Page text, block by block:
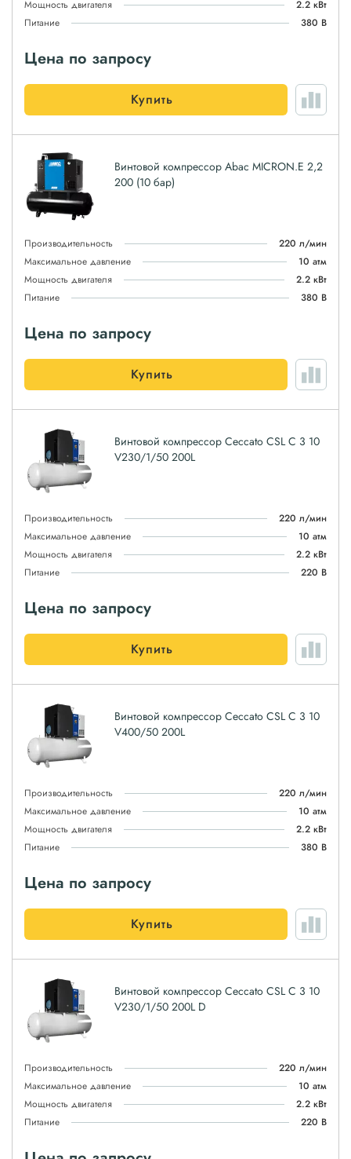
Мощность двигателя
2.2 кВт
Питание
380 В
Цена по запросу
Купить
Винтовой компрессор Abac MICRON.E 2,2
200 (10 бар)
Производительность
220 л/мин
Максимальное давление
10 атм
Мощность двигателя
2.2 кВт
Питание
380 В
Цена по запросу
Купить
Винтовой компрессор Ceccato CSL C 3 10
V230/1/50 200L
Производительность
220 л/мин
Максимальное давление
10 атм
Мощность двигателя
2.2 кВт
Питание
220 В
Цена по запросу
Купить
Винтовой компрессор Ceccato CSL C 3 10
V400/50 200L
Производительность
220 л/мин
Максимальное давление
10 атм
Мощность двигателя
2.2 кВт
Питание
380 В
Цена по запросу
Купить
Винтовой компрессор Ceccato CSL C 3 10
V230/1/50 200L D
Производительность
220 л/мин
Максимальное давление
10 атм
Мощность двигателя
2.2 кВт
Питание
220 В